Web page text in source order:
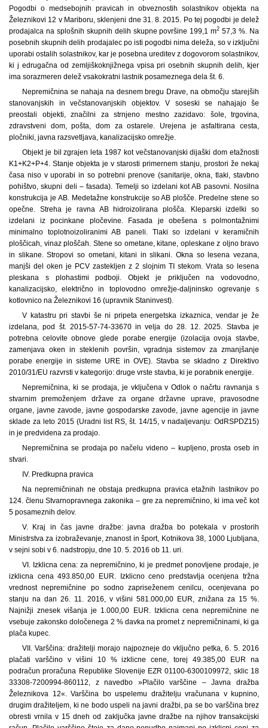
Pogodbi o medsebojnih pravicah in obveznostih solastnikov objekta na
Železnikovi 12 v Mariboru, sklenjeni dne 31. 8. 2015. Po tej pogodbi je delež
prodajalca na splošnih skupnih delih skupne površine 199,1 m2 57,3 %. Na
posebnih skupnih delih prodajalec po isti pogodbi nima deleža, so v izključni
uporabi ostalih solastnikov, kar je posebna ureditev z dogovorom solastnikov,
ki j edrugačna od zemljiškoknjižnega vpisa pri osebnih skupnih delih, kjer
ima sorazmeren delež vsakokratni lastnik posameznega dela št. 6.
Nepremičnina se nahaja na desnem bregu Drave, na območju starejših
stanovanjskih in večstanovanjskih objektov. V soseski se nahajajo še
preostali objekti, značilni za strnjeno mestno zazidavo: šole, trgovina,
zdravstveni dom, pošta, dom za ostarele. Urejena je asfaltirana cesta,
pločniki, javna razsvetljava, kanalizacijsko omrežje.
Objekt je bil zgrajen leta 1987 kot večstanovanjski dijaški dom etažnosti
K1+K2+P+4. Stanje objekta je v starosti primernem stanju, prostori že nekaj
časa niso v uporabi in so potrebni prenove (sanitarije, okna, tlaki, stavbno
pohištvo, skupni deli – fasada). Temelji so izdelani kot AB pasovni. Nosilna
konstrukcija je AB. Medetažne konstrukcije so AB plošče. Predelne stene so
opečne. Streha je ravna AB hidroizolirana plošča. Kleparski izdelki so
izdelani iz pocinkane pločevine. Fasada je obešena s polmontažnimi
minimalno toplotnoizoliranimi AB paneli. Tlaki so izdelani v keramičnih
ploščicah, vinaz ploščah. Stene so ometane, kitane, opleskane z oljno bravo
in slikane. Stropovi so ometani, kitani in slikani. Okna so lesena vezana,
manjši del oken je PCV zastekljen z 2 slojnim TI stekom. Vrata so lesena
pleskana s plohastimi podboji. Objekt je priključen na vodovodno,
kanalizacijsko, električno in toplovodno omrežje-daljninsko ogrevanje s
kotlovnico na Železnikovi 16 (upravnik Staninvest).
V katastru pri stavbi še ni pripeta energetska izkaznica, vendar je že
izdelana, pod št. 2015-57-74-33670 in velja do 28. 12. 2025. Stavba je
potrebna celovite obnove glede porabe energije (izolacija ovoja stavbe,
zamenjava oken in steklenih površin, vgradnja sistemov za zmanjšanje
porabe energije in sisteme URE in OVE). Stavba se skladno z Direktivo
2010/31/EU razvrsti v kategorijo: druge vrste stavba, ki je porabnik energije.
Nepremičnina, ki se prodaja, je vključena v Odlok o načrtu ravnanja s
stvarnim premoženjem države za organe državne uprave, pravosodne
organe, javne zavode, javne gospodarske zavode, javne agencije in javne
sklade za leto 2015 (Uradni list RS, št. 14/15, v nadaljevanju: OdRSPDZ15)
in je predvidena za prodajo.
Nepremičnina se prodaja po načelu videno – kupljeno, prosta oseb in
stvari.
IV. Predkupna pravica
Na nepremičninah ne obstaja predkupna pravica etažnih lastnikov po
124. členu Stvarnopravnega zakonika – gre za nepremičnino, ki ima več kot
5 posameznih delov.
V. Kraj in čas javne dražbe: javna dražba bo potekala v prostorih
Ministrstva za izobraževanje, znanost in šport, Kotnikova 38, 1000 Ljubljana,
v sejni sobi v 6. nadstropju, dne 10. 5. 2016 ob 11. uri.
VI. Izklicna cena: za nepremičnino, ki je predmet ponovljene prodaje, je
izklicna cena 493.850,00 EUR. Izklicno ceno predstavlja ocenjena tržna
vrednost nepremičnine po sodno zapriseženem cenilcu, ocenjevana po
stanju na dan 26. 11. 2016, v višini 581.000,00 EUR, znižana za 15 %.
Najnižji znesek višanja je 1.000,00 EUR. Izklicna cena nepremičnine ne
vsebuje zakonsko določenega 2 % davka na promet z nepremičninami, ki ga
plača kupec.
VII. Varščina: dražitelji morajo najpozneje do vključno petka, 6. 5. 2016
plačati varščino v višini 10 % izklicne cene, torej 49.385,00 EUR na
podračun proračuna Republike Slovenije EZR 01100-6300109972, sklic 18
33308-7200994-860112, z navedbo »Plačilo varščine – Javna dražba
Železnikova 12«. Varščina bo uspelemu dražitelju vračunana v kupnino,
drugim dražiteljem, ki ne bodo uspeli na javni dražbi, pa se bo varščina brez
obresti vrnila v 15 dneh od zaključka javne dražbe na njihov transakcijski